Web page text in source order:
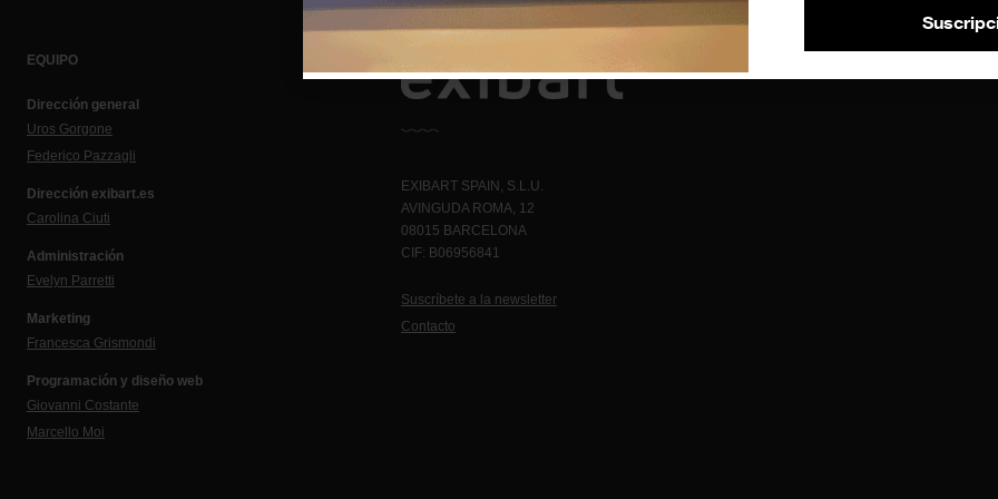
EQUIPO
Dirección general
Uros Gorgone
Federico Pazzagli
Dirección exibart.es
Carolina Ciuti
Administración
Evelyn Parretti
Marketing
Francesca Grismondi
Programación y diseño web
Giovanni Costante
Marcello Moi
EXIBART SPAIN, S.L.U.
AVINGUDA ROMA, 12
08015 BARCELONA
CIF: B06956841
Suscríbete a la newsletter
Contacto